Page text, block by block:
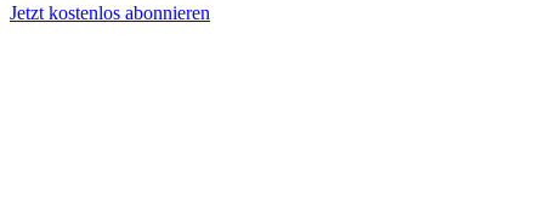
Jetzt kostenlos abonnieren